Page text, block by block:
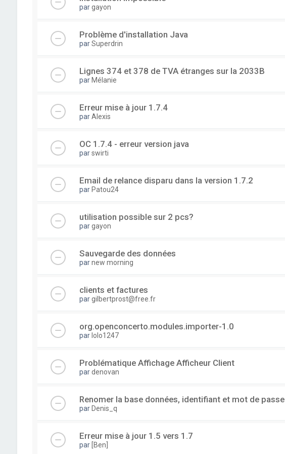
pargayon
Problème d'installation Java
parSuperdrin
Lignes 374 et 378 de TVA étranges sur la 2033B
par Mélanie
Erreur mise à jour 1.7.4
parAlexis
OC 1.7.4 - erreur version java
parswirti
Email de relance disparu dans la version 1.7.2
par Patou24
utilisation possible sur 2 pcs?
pargayon
Sauvegarde des données
parnew morning
clients et factures
pargilbertprost@free.fr
org.openconcerto.modules.importer-1.0
par lolo1247
Problématique Affichage Afficheur Client
pardenovan
Renomer la base données, identifiant et mot de passe
par Denis_q
Erreur mise à jour 1.5 vers 1.7
par [Ben]